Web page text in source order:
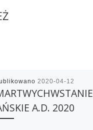
2020-04-12
A.D. 2020